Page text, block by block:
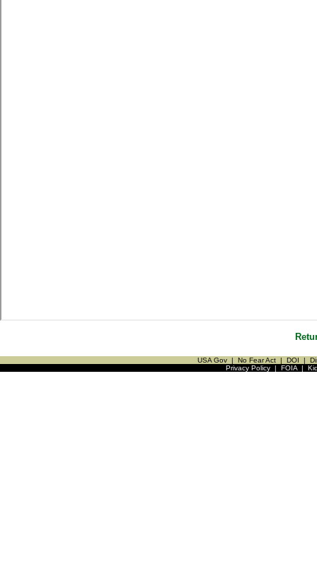
USA Gov | No Fear Act | DOI |
Privacy Policy| FOIA|